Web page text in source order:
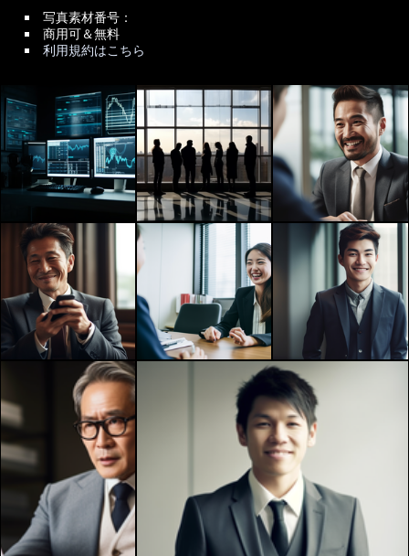
写真素材番号：
商用可＆無料
利用規約はこちら